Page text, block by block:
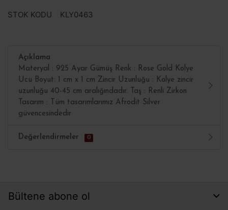
STOK KODU KLY0463
Açıklama
Materyal : 925 Ayar Gümüş Renk : Rose Gold Kolye
Ucu Boyut: 1 cm x 1 cm Zincir Uzunluğu : Kolye zincir
uzunluğu 40-45 cm aralığındadır. Taş : Renli Zirkon
Tasarım : Tüm tasarımlarımız Afrodit Silver
güvencesindedir
Değerlendirmeler 0
Bültene abone ol